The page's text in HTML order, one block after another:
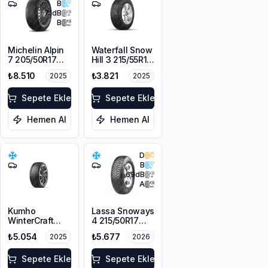
B
71dB
B
Michelin Alpin
7 205/50R17
93V XL M+S
3PMSF
₺8.510 2025
Sepete Ekle
Hemen Al
Waterfall Snow
Hill 3 215/55R16
₺3.821 2025
Sepete Ekle
Hemen Al
Kumho
WinterCraft
WI32 215/55R16
97T XL M+S
3PMSF
₺5.054 2025
Sepete Ekle
D
B
69dB
A
Lassa Snoways
4 215/50R17
95V XL M+S
3PMSF
₺5.677 2026
Sepete Ekle